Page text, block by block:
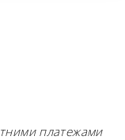
платежами